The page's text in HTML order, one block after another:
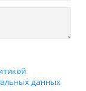
данных